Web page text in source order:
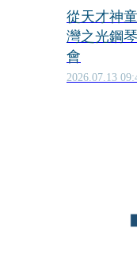
從天才神
灣之光鋼
會
2026.07.13